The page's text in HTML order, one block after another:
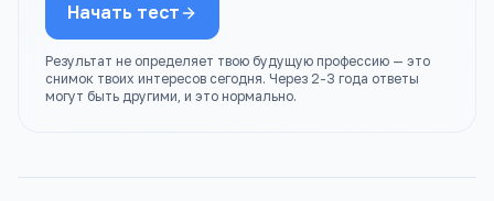
Начать тест
Результат не определяет твою будущую профессию — это
снимок твоих интересов сегодня. Через 2-3 года ответы
могут быть другими, и это нормально.